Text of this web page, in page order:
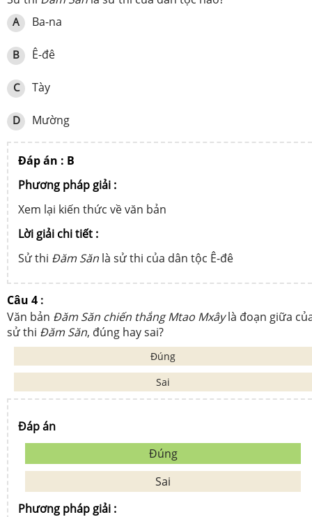
A Ba-na
B Ê-đê
C Tày
D Mường
Đáp án : B
Phương pháp giải :
Xem lại kiến thức về văn bản
Lời giải chi tiết :
Sử thi Đăm Săn là sử thi của dân tộc Ê-đê
Câu 4 :
Văn bản Đăm Săn chiến thắng Mtao Mxâylà đoạn giữa
sử thi Đăm Săn, đúng hay sai?
Đúng
Sai
Đáp án
Đúng
Sai
Phương pháp giải :